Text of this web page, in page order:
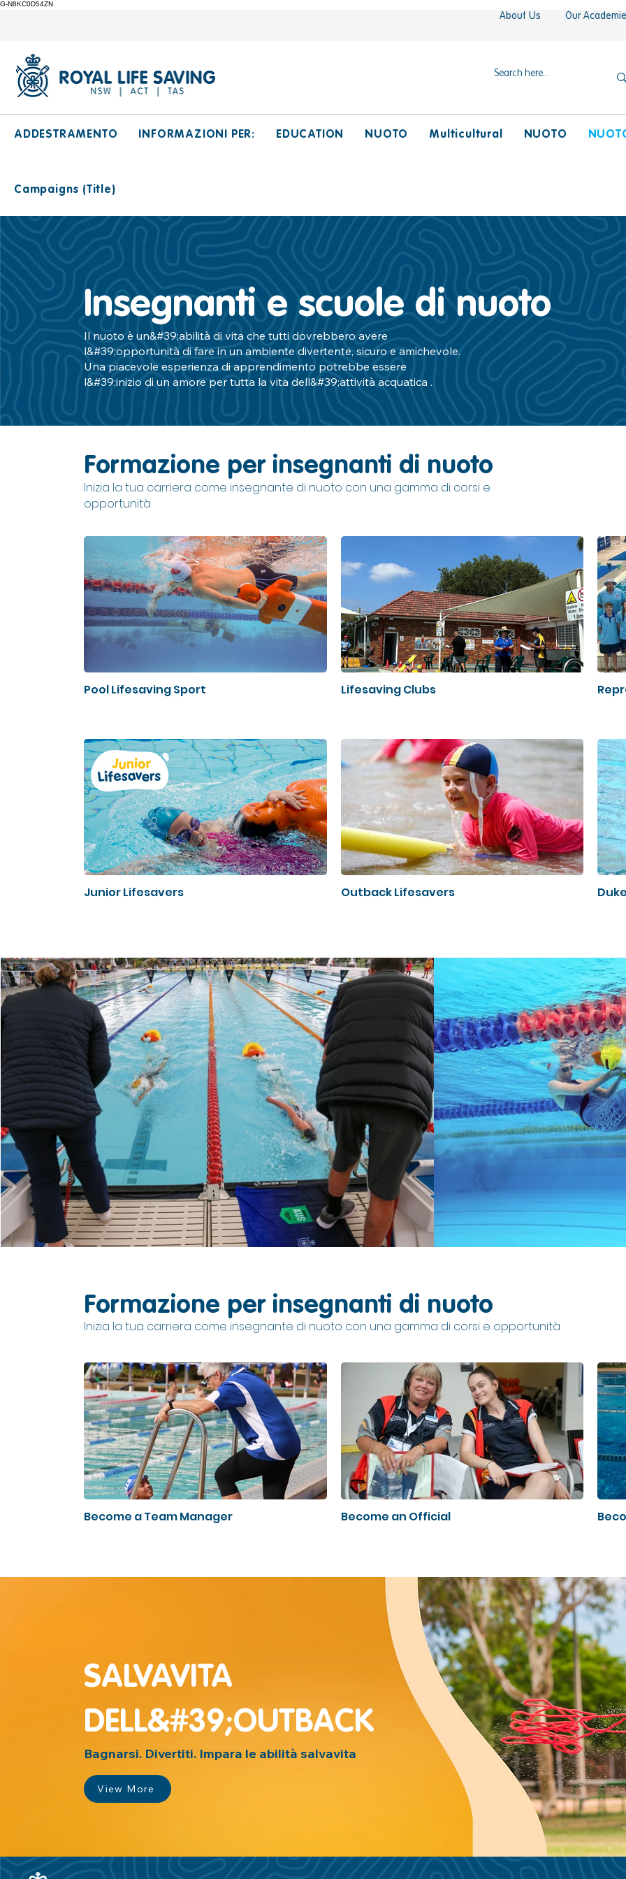
G-N8KC0D54ZN
About Us Our
ADDESTRAMENTO INFORMAZIONI PER: EDUCATION NUOTO Multicultural NUOTO
Campaigns (Title)
Il nuoto è un&#39;abilità di vita che tutti dovrebbero avere
l&#39;opportunità di fare in un ambiente divertente, sicuro e amichevole.
Una piacevole esperienza di apprendimento potrebbe essere
l&#39;inizio di un amore per tutta la vita dell&#39;attività acquatica .
Insegnanti e scuole di nuoto
Formazione per insegnanti di nuoto
Inizia la tua carriera come insegnante di nuoto con una gamma di corsi e
opportunità
Pool Lifesaving Sport Lifesaving Clubs
Junior Lifesavers Outback Lifesavers
Formazione per insegnanti di nuoto
Inizia la tua carriera come insegnante di nuoto con una gamma di corsi e opportunità
Become a Team Manager Become an Official
SALVAVITA
DELL&#39;OUTBACK
Bagnarsi. Divertiti. Impara le abilità salvavita
View More